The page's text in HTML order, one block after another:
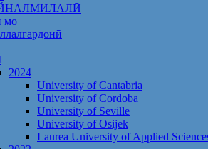
мо
2024
University of Cantabria
University of Cordoba
University of Seville
University of Osijek
Laurea University of Applied